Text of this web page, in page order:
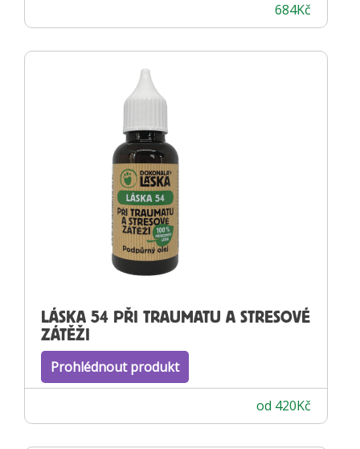
684Kč
LÁSKA 54 PŘI TRAUMATU A STRESOVÉ
ZÁTĚŽI
Prohlédnout produkt
od 420Kč